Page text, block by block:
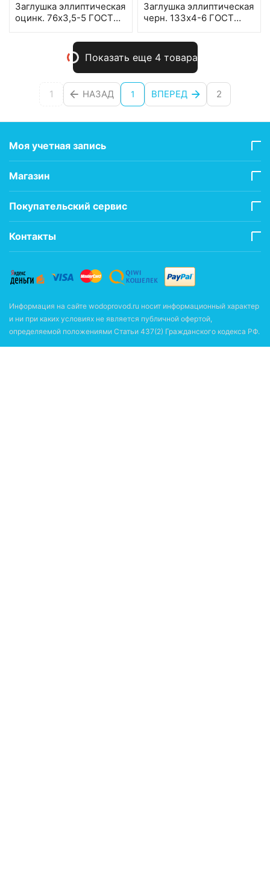
Заглушка эллиптическая
оцинк. 76х3,5-5 ГОСТ
Заглушка эллиптическая
черн. 133х4-6 ГОСТ
Показать еще 4 товара
1 НАЗАД 1 ВПЕРЕД 2
Моя учетная запись
Магазин
Покупательский сервис
Контакты
Информация на сайте wodoprovod.ru носит информационный характер
и ни при каких условиях не является публичной офертой,
определяемой положениями Статьи 437(2) Гражданского кодекса РФ.